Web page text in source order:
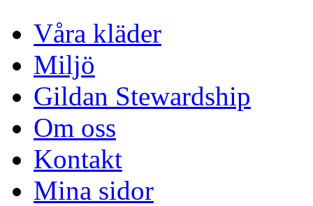
Våra kläder
Miljö
Gildan Stewardship
Om oss
Kontakt
Mina sidor